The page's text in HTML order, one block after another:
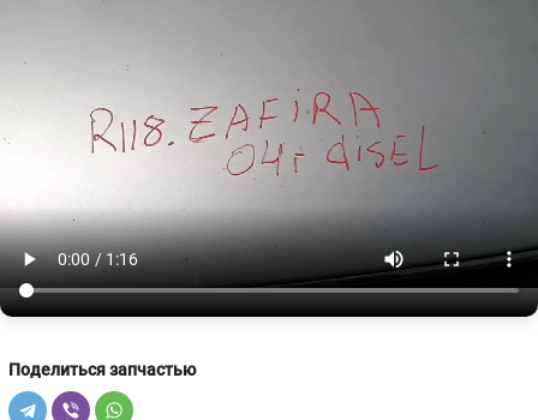
Поделиться запчастью